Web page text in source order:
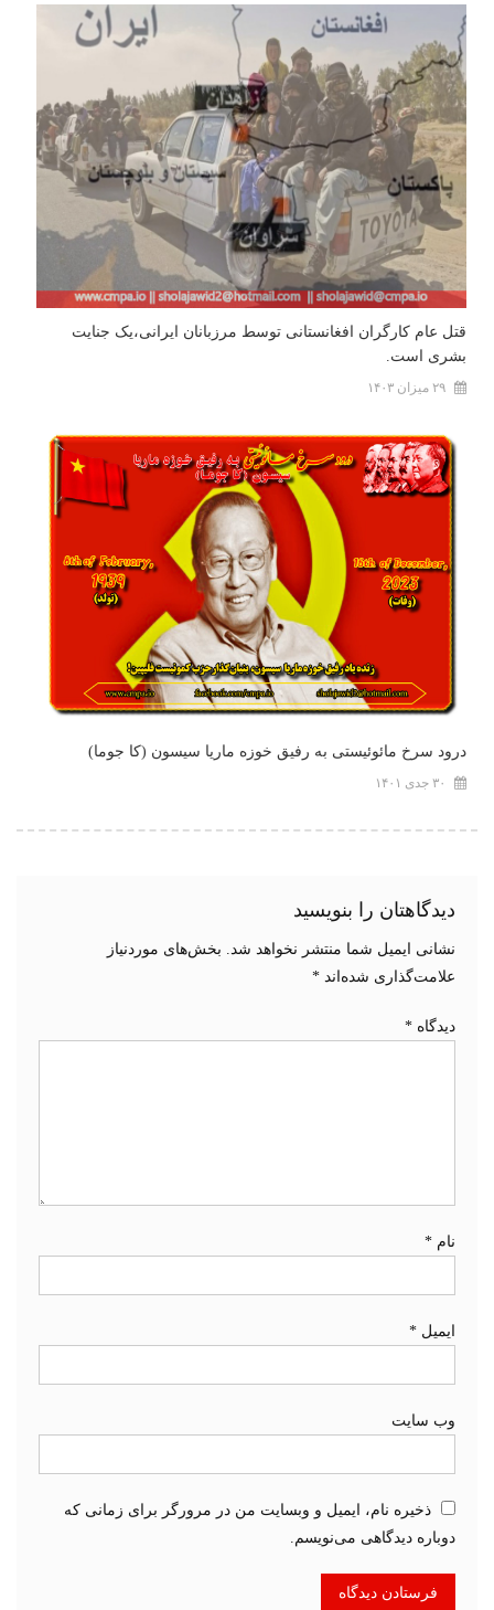
قتل عام کارگران افغانستانی توسط مرزبانان ایرانی،یک جنایت
بشری است.
۲۹ میزان ۱۴۰۳
درود سرخ مائوئیستی به رفیق خوزه ماریا سیسون (کا جوما)
۳۰ جدی ۱۴۰۱
دیدگاهتان را بنویسید
نشانی ایمیل شما منتشر نخواهد شد.
بخش‌های موردنیاز
علامت‌گذاری شده‌اند *
دیدگاه *
نام *
ایمیل *
وب‌ سایت
ذخیره نام، ایمیل و وبسایت من در مرورگر برای زمانی که
دوباره دیدگاهی می‌نویسم.